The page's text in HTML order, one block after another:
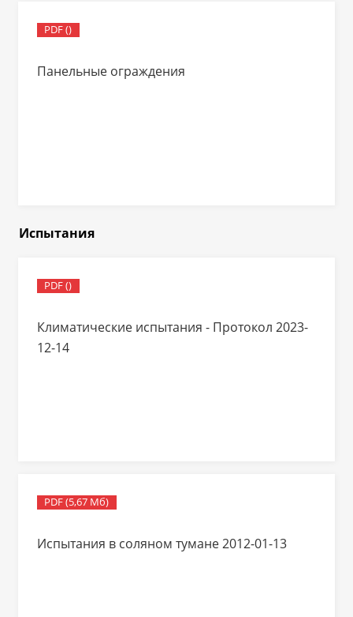
PDF ()
Панельные ограждения
Испытания
PDF ()
Климатические испытания - Протокол 2023-
12-14
PDF (5,67 Мб)
Испытания в соляном тумане 2012-01-13